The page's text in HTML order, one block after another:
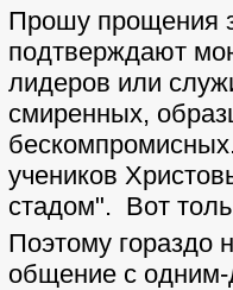
Прошу прощения
подтверждают
лидеров или
смиренных,
учеников
стадом". Вот
Поэтому гораздо
общение с